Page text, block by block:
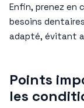
Enfin, prenez en
besoins
adapté, évitant
Points
les